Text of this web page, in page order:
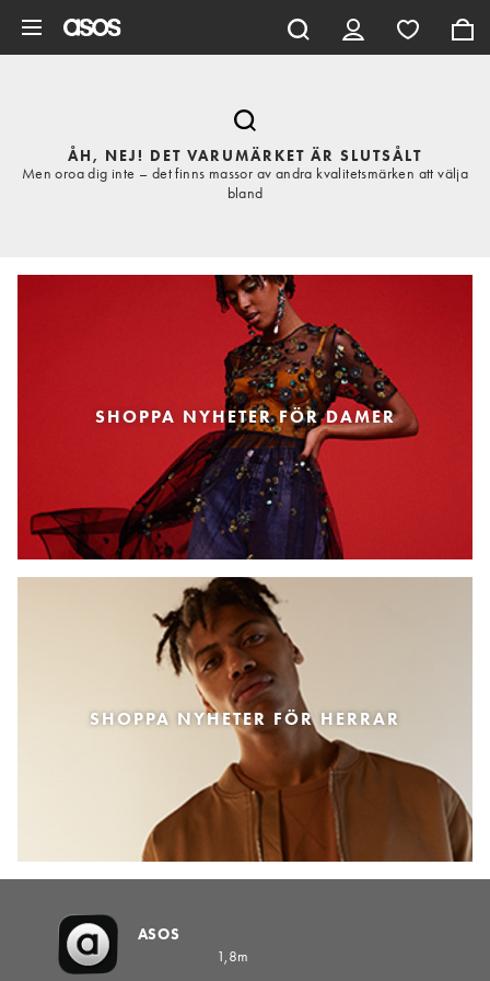
ÅH, NEJ! DET VARUMÄRKET ÄR SLUTSÅLT
Men oroa dig inte – det finns massor av andra kvalitetsmärken att välja
bland
SHOPPA NYHETER FÖR DAMER
SHOPPA NYHETER FÖR HERRAR
ASOS
1,8m